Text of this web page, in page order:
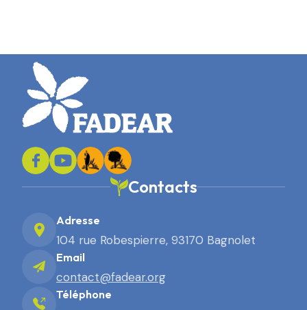
Contacts
Adresse
104 rue Robespierre, 93170 Bagnolet
Email
contact@fadear.org
Téléphone